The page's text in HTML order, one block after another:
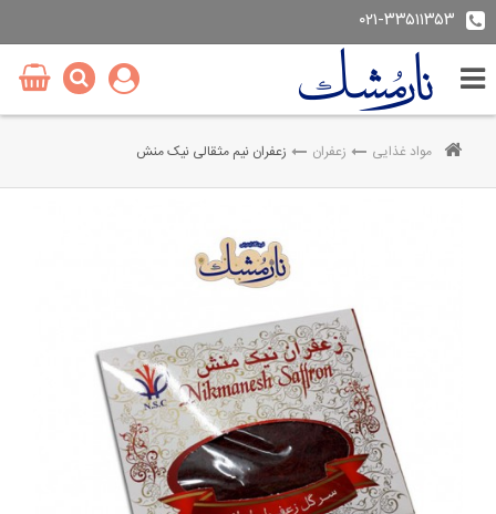
۰۲۱-۳۳۵۱۱۳۵۳
مواد غذایی زعفران زعفران نیم مثقالی نیک منش